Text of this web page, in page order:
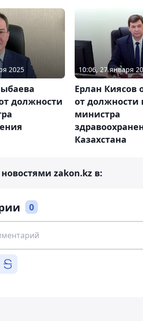
2025
должности
10:06, 27 января
Ерлан Киясов
от должности
министра
Казахстана
zakon.kz в:
0